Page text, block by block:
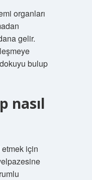
organları
gelir.
bulup
nasıl
için